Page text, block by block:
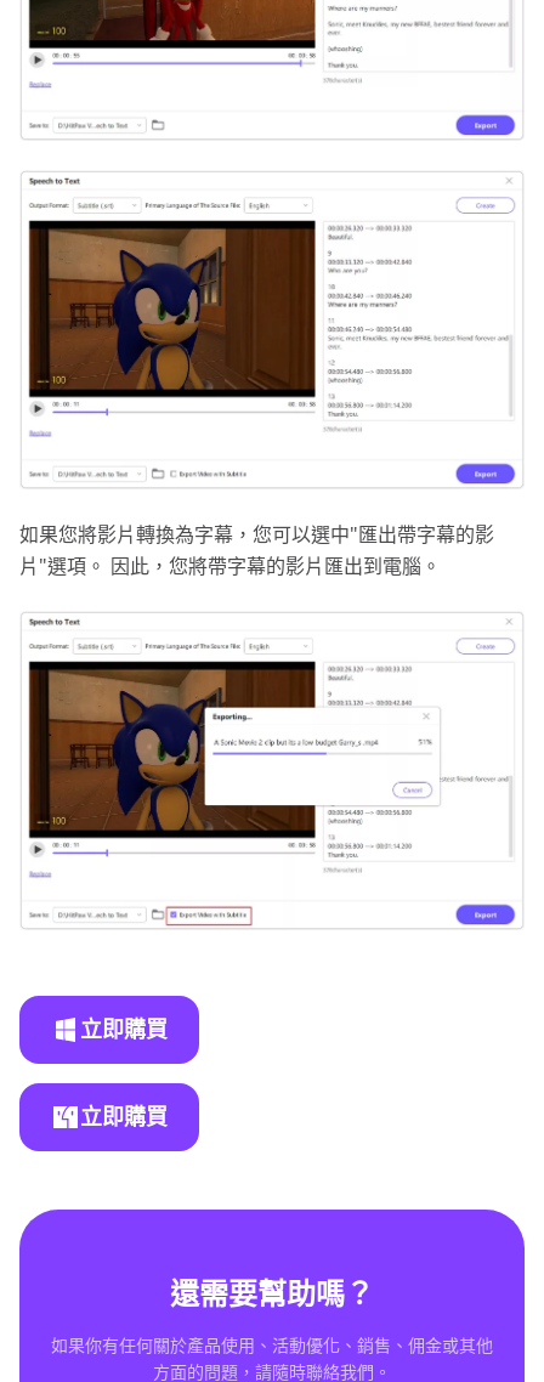
如果您將影片轉換為字幕，您可以選中"匯出帶字幕的影
片"選項。 因此，您將帶字幕的影片匯出到電腦。
立即購買
立即購買
還需要幫助嗎？
如果你有任何關於產品使用、活動優化、銷售、佣金或其他
方面的問題，請隨時聯絡我們。